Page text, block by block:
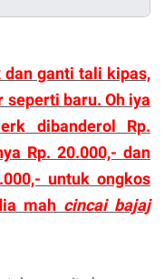
dan ganti tali kipas,
baru. Oh iya
dibanderol Rp.
Rp. 20.000,- dan
untuk ongkos
mah cincai bajaj